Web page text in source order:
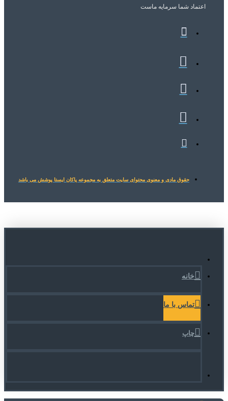
اعتماد شماسرمایه ماست
حقوق مادی و معنوی محتوای سایت متعلق به مجموعه پاکان ایستا پوشش می باشد
خانه
تماس با ما
چاپ